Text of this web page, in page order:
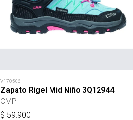
V170506
Zapato Rigel Mid Niño 3Q12944
CMP
$ 59.900